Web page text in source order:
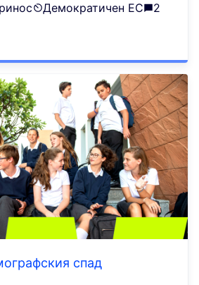
Демократичен ЕС
2
спад